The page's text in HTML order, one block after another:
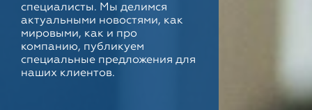
специалисты. Мы делимся
актуальными новостями, как
мировыми, как и про
компанию, публикуем
специальные предложения для
наших клиентов.